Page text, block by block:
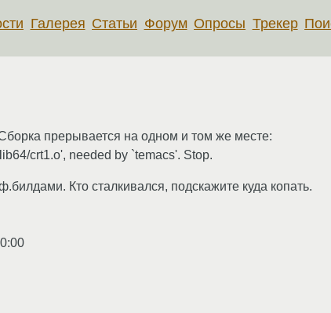
Галерея Статьи Форум Опросы Трекер
прерывается на одном и том же месте:
crt1.o', needed by `temacs'. Stop.
Кто сталкивался, подскажите куда копать.